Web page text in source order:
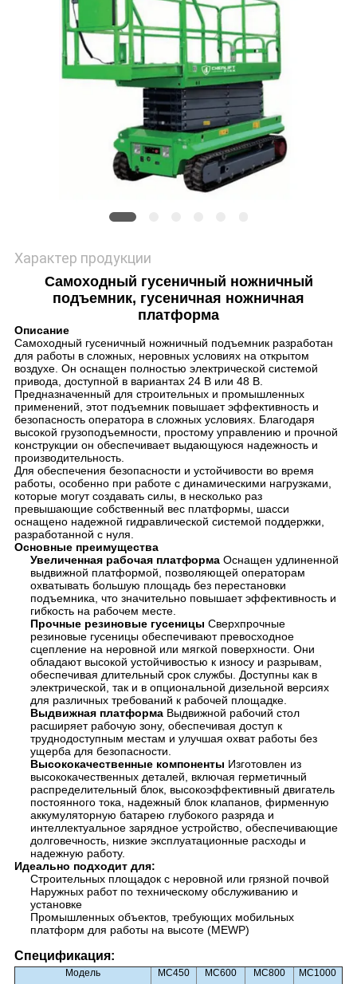
Характер продукции
Самоходный гусеничный ножничный
подъемник, гусеничная ножничная
платформа
Описание
Самоходный гусеничный ножничный подъемник разработан
для работы в сложных, неровных условиях на открытом
воздухе. Он оснащен полностью электрической системой
привода, доступной в вариантах 24 В или 48 В.
Предназначенный для строительных и промышленных
применений, этот подъемник повышает эффективность и
безопасность оператора в сложных условиях. Благодаря
высокой грузоподъемности, простому управлению и прочной
конструкции он обеспечивает выдающуюся надежность и
производительность.
Для обеспечения безопасности и устойчивости во время
работы, особенно при работе с динамическими нагрузками,
которые могут создавать силы, в несколько раз
превышающие собственный вес платформы, шасси
оснащено надежной гидравлической системой поддержки,
разработанной с нуля.
Основные преимущества
Увеличенная рабочая платформаОснащен удлиненной
выдвижной платформой, позволяющей операторам
охватывать большую площадь без перестановки
подъемника, что значительно повышает эффективность и
гибкость на рабочем месте.
Прочные резиновые гусеницы Сверхпрочные
резиновые гусеницы обеспечивают превосходное
сцепление на неровной или мягкой поверхности. Они
обладают высокой устойчивостью к износу и разрывам,
обеспечивая длительный срок службы. Доступны как в
электрической, так и в опциональной дизельной версиях
для различных требований к рабочей площадке.
Выдвижная платформаВыдвижной рабочий стол
расширяет рабочую зону, обеспечивая доступ к
труднодоступным местам и улучшая охват работы без
ущерба для безопасности.
Высококачественные компоненты Изготовлен из
высококачественных деталей, включая герметичный
распределительный блок, высокоэффективный двигатель
постоянного тока, надежный блок клапанов, фирменную
аккумуляторную батарею глубокого разряда и
интеллектуальное зарядное устройство, обеспечивающие
долговечность, низкие эксплуатационные расходы и
надежную работу.
Идеально подходит для:
Строительных площадок с неровной или грязной почвой
Наружных работ по техническому обслуживанию и
установке
Промышленных объектов, требующих мобильных
платформ для работы на высоте (MEWP)
Спецификация:
Модель MC450 MC600 MC800 MC1000